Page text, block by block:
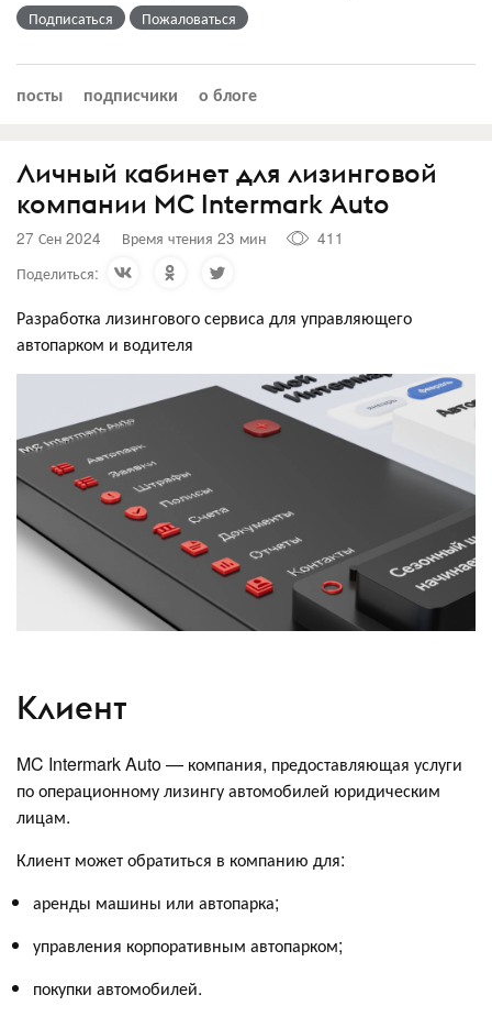
Подписаться Пожаловаться
посты подписчики о блоге
Личный кабинет для лизинговой
компании MC Intermark Auto
27 Сен 2024 Время чтения 23 мин
411
Поделиться:
Разработка лизингового сервиса для управляющего
автопарком и водителя
Клиент
MC Intermark Auto — компания, предоставляющая услуги
по операционному лизингу автомобилей юридическим
лицам.
Клиент может обратиться в компанию для:
аренды машины или автопарка;
управления корпоративным автопарком;
покупки автомобилей.